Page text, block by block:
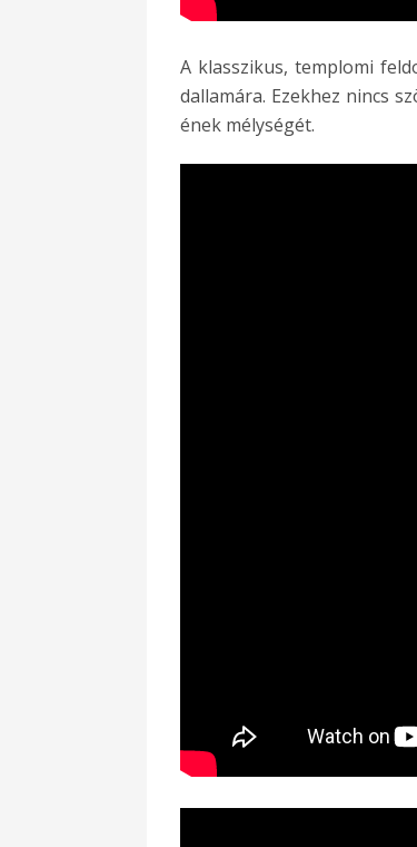
A klasszikus, templomi
dallamára. Ezekhez nincs
ének mélységét.